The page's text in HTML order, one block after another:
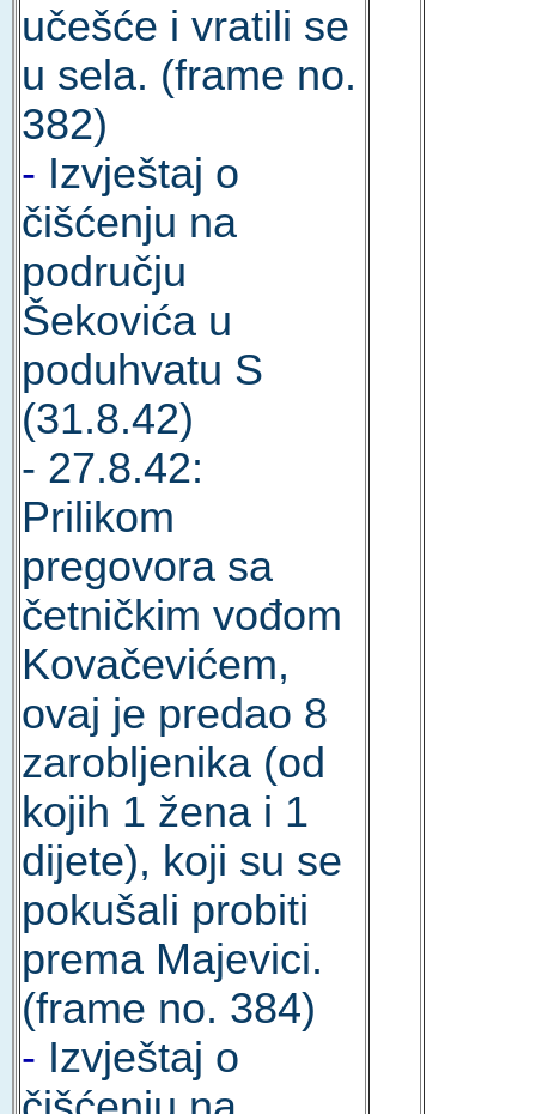
učešće i vratili se
u sela. (frame no.
382)
- Izvještaj o
čišćenju na
području
Šekovića u
poduhvatu S
(31.8.42)
- 27.8.42:
Prilikom
pregovora sa
četničkim vođom
Kovačevićem,
ovaj je predao 8
zarobljenika (od
kojih 1 žena i 1
dijete), koji su se
pokušali probiti
prema Majevici.
(frame no. 384)
- Izvještaj o